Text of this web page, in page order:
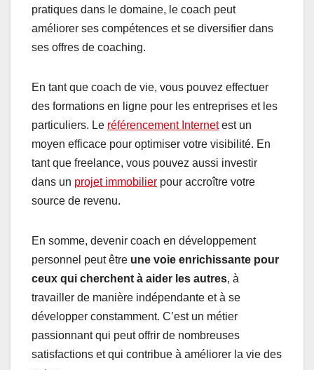
pratiques dans le domaine, le coach peut
améliorer ses compétences et se diversifier dans
ses offres de coaching.
En tant que coach de vie, vous pouvez effectuer
des formations en ligne pour les entreprises et les
particuliers. Le référencement Internetest un
moyen efficace pour optimiser votre visibilité. En
tant que freelance, vous pouvez aussi investir
dans un projet immobilier pour accroître votre
source de revenu.
En somme, devenir coach en développement
personnel peut être une voie enrichissante pour
ceux qui cherchent à aider les autres, à
travailler de manière indépendante et à se
développer constamment. C’est un métier
passionnant qui peut offrir de nombreuses
satisfactions et qui contribue à améliorer la vie des